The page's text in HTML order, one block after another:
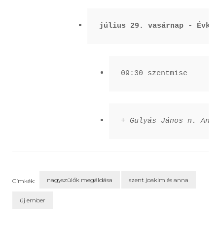
július 29. vasárnap - Évk.
09:30 szentmise
+ Gulyás János n. Anna
Címkék: nagyszülők megáldása szent joakim és anna
új ember